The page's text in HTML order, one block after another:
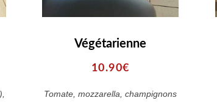
Végétarienne
10.90€
Tomate, mozzarella, champignons